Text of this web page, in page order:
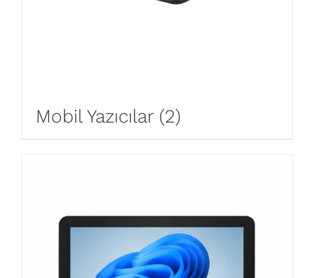
Mobil Yazıcılar (2)